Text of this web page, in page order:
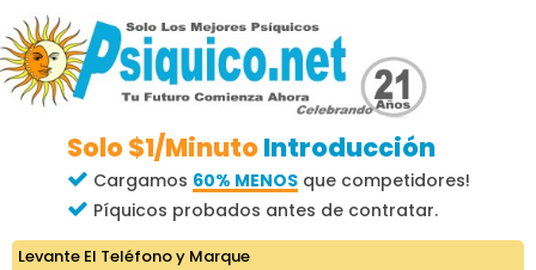
Solo $1/MinutoIntroducción
Cargamos 60% MENOSque competidores!
Píquicos probados antes de contratar.
Levante El Teléfono y Marque